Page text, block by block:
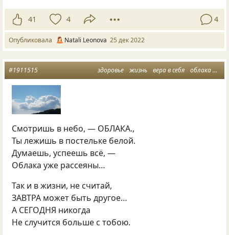
41 4 4
Опубликовала Natali Leonova 25 дек 2022
здоровье жизнь вера в себя облака
#1911515
Смотришь в небо, — ОБЛАКА.,
Ты лежишь в постельке белой.
Думаешь, успеешь всё, —
Облака уже рассеяны…
Так и в жизни, не считай,
ЗАВТРА может быть другое…
А СЕГОДНЯ никогда
Не случится больше с тобою.